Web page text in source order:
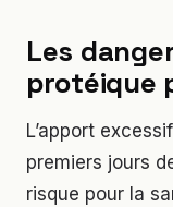
Les
protéique
L’apport
premiers jours
risque pour la